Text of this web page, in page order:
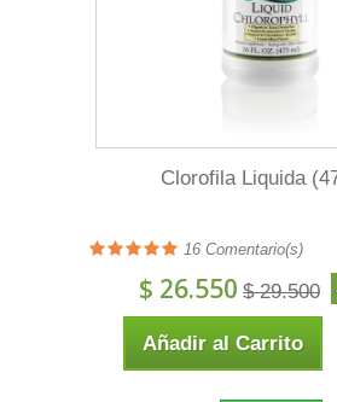
Clorofila Liquida
16 Comentario(s)
$ 26.550 $ 29.500
Añadir al Carrito